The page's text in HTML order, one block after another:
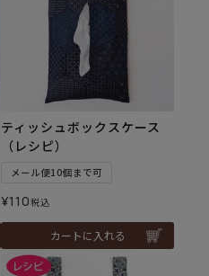
ティッシュボックスケース
（レシピ）
メール便10個まで可
¥110税込
カートに入れる